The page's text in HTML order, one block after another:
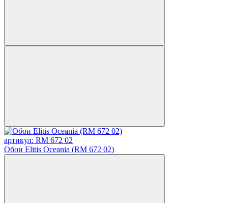
артикул: RM 672 02
Обои Elitis Oceania (RM 672 02)